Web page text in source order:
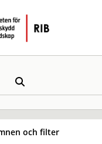
och filter